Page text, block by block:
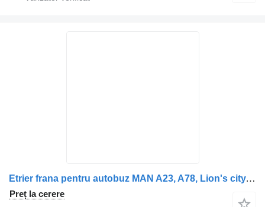
Etrier frana pentru autobuz MAN A23, A78, Lion's city, Lion's coach, Lion's regio
Preț la cerere